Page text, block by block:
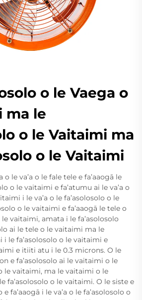
o le Vaega o
ma le
o le Vaitaimi ma
o le Vaitaimi
o le va’a o le fale tele e fa’aaogā le
o le vaitaimi e fa’atumu ai le va’a o
i le va’a o le fa’asolosolo o le
o le vaitaimi e fa’aaogā le tele o
vaitaimi, amata i le fa’asolosolo
ai le tele o le vaitaimi ma le
i le fa’asolosolo o le vaitaimi e
e itiiti atu i le 0.3 microns. O le
e fa’asolosolo ai le vaitaimi o le
le vaitaimi, ma le vaitaimi o le
fa’asolosolo o le vaitaimi. O le siste e
fa’aaogā i le va’a o le fa’asolosolo o